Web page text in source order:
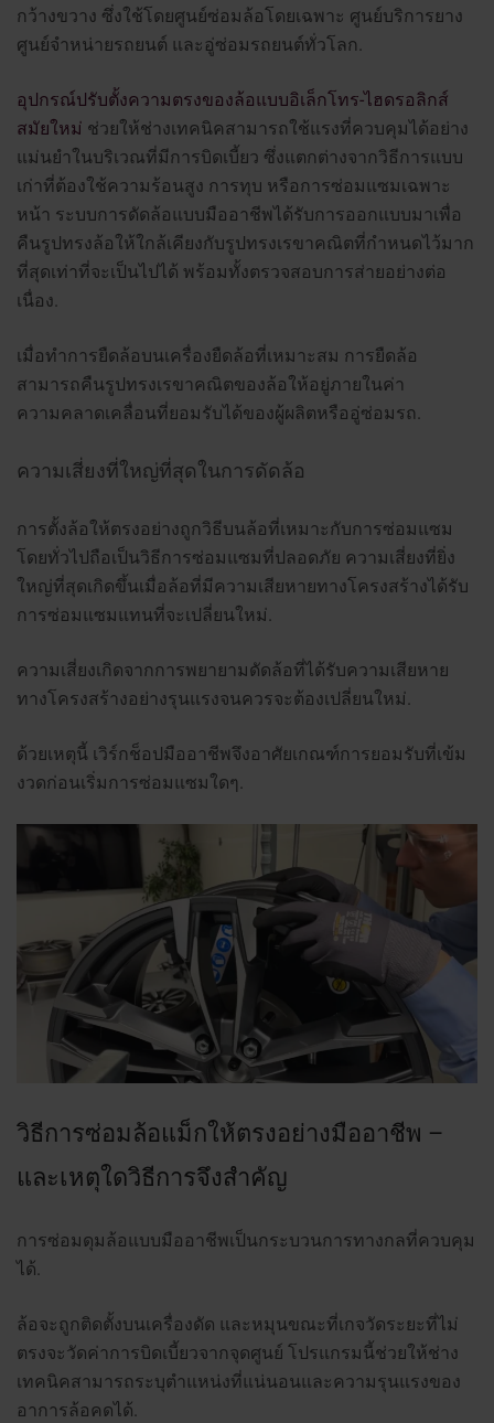
กว้างขวาง ซึ่งใช้โดยศูนย์ซ่อมล้อโดยเฉพาะ ศูนย์บริการยาง
ศูนย์จำหน่ายรถยนต์ และอู่ซ่อมรถยนต์ทั่วโลก.
อุปกรณ์ปรับตั้งความตรงของล้อแบบอิเล็กโทร-ไฮดรอลิกส์
สมัยใหม่ ช่วยให้ช่างเทคนิคสามารถใช้แรงที่ควบคุมได้อย่าง
แม่นยำในบริเวณที่มีการบิดเบี้ยว ซึ่งแตกต่างจากวิธีการแบบ
เก่าที่ต้องใช้ความร้อนสูง การทุบ หรือการซ่อมแซมเฉพาะ
หน้า ระบบการดัดล้อแบบมืออาชีพได้รับการออกแบบมาเพื่อ
คืนรูปทรงล้อให้ใกล้เคียงกับรูปทรงเรขาคณิตที่กำหนดไว้มาก
ที่สุดเท่าที่จะเป็นไปได้ พร้อมทั้งตรวจสอบการส่ายอย่างต่อ
เนื่อง.
เมื่อทำการยืดล้อบนเครื่องยืดล้อที่เหมาะสม การยืดล้อ
สามารถคืนรูปทรงเรขาคณิตของล้อให้อยู่ภายในค่า
ความคลาดเคลื่อนที่ยอมรับได้ของผู้ผลิตหรืออู่ซ่อมรถ.
ความเสี่ยงที่ใหญ่ที่สุดในการดัดล้อ
การตั้งล้อให้ตรงอย่างถูกวิธีบนล้อที่เหมาะกับการซ่อมแซม
โดยทั่วไปถือเป็นวิธีการซ่อมแซมที่ปลอดภัย ความเสี่ยงที่ยิ่ง
ใหญ่ที่สุดเกิดขึ้นเมื่อล้อที่มีความเสียหายทางโครงสร้างได้รับ
การซ่อมแซมแทนที่จะเปลี่ยนใหม่.
ความเสี่ยงเกิดจากการพยายามดัดล้อที่ได้รับความเสียหาย
ทางโครงสร้างอย่างรุนแรงจนควรจะต้องเปลี่ยนใหม่.
ด้วยเหตุนี้ เวิร์กช็อปมืออาชีพจึงอาศัยเกณฑ์การยอมรับที่เข้ม
งวดก่อนเริ่มการซ่อมแซมใดๆ.
วิธีการซ่อมล้อแม็กให้ตรงอย่างมืออาชีพ –
และเหตุใดวิธีการจึงสำคัญ
การซ่อมดุมล้อแบบมืออาชีพเป็นกระบวนการทางกลที่ควบคุม
ได้.
ล้อจะถูกติดตั้งบนเครื่องดัด และหมุนขณะที่เกจวัดระยะที่ไม่
ตรงจะวัดค่าการบิดเบี้ยวจากจุดศูนย์ โปรแกรมนี้ช่วยให้ช่าง
เทคนิคสามารถระบุตำแหน่งที่แน่นอนและความรุนแรงของ
อาการล้อคดได้.